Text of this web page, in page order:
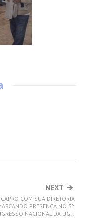
NEXT
COM SUA DIRETORIA
PRESENÇA NO 3°
NACIONAL DA UGT.